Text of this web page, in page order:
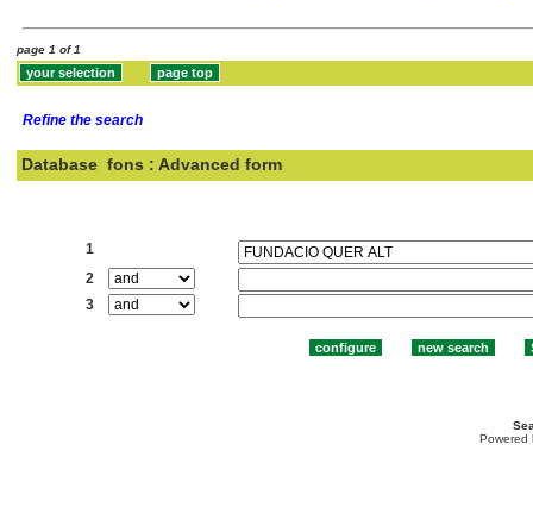
page 1 of 1
Refine the search
Database fons : Advanced form
1
2
3